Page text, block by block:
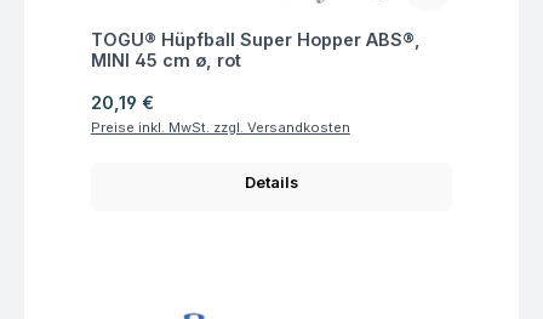
Fragen zum Artikel
TOGU® Hüpfball Super Hopper ABS®,
MINI 45 cm ø, rot
Regulärer Preis:
20,19 €
Preise inkl. MwSt. zzgl. Versandkosten
Details